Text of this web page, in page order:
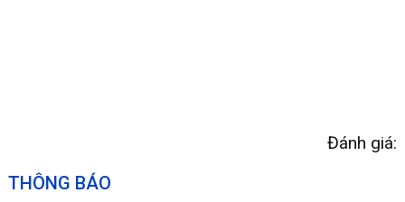
Đánh giá:
THÔNG BÁO